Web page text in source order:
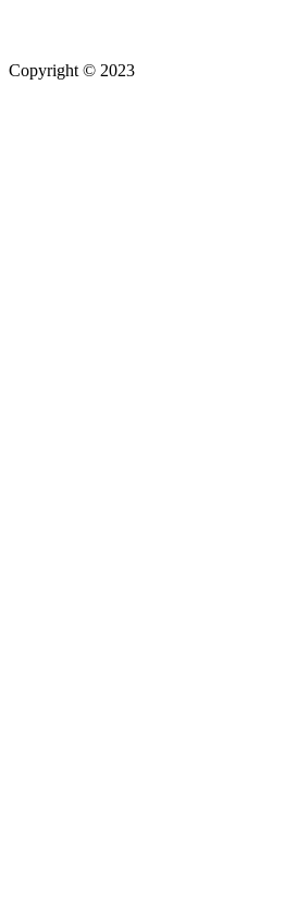
Copyright © 2023